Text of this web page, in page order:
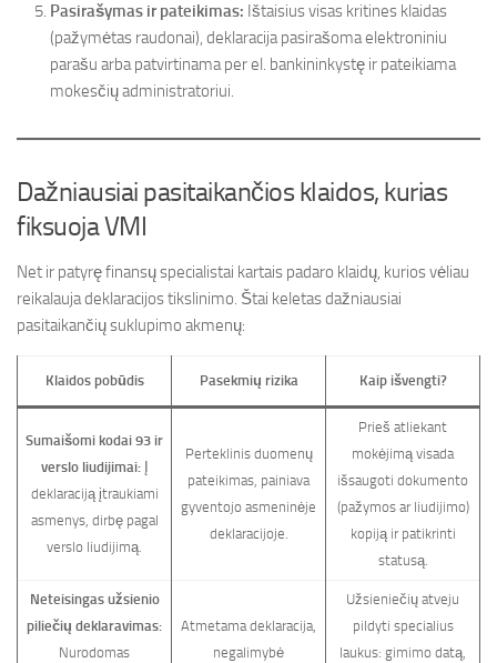
Pasirašymas ir pateikimas: Ištaisius visas kritines klaidas
(pažymėtas raudonai), deklaracija pasirašoma elektroniniu
parašu arba patvirtinama per el. bankininkystę ir pateikiama
mokesčių administratoriui.
Dažniausiai pasitaikančios klaidos, kurias
fiksuoja VMI
Net ir patyrę finansų specialistai kartais padaro klaidų, kurios vėliau
reikalauja deklaracijos tikslinimo. Štai keletas dažniausiai
pasitaikančių suklupimo akmenų:
Klaidos pobūdis Pasekmių rizika Kaip išvengti?
Sumaišomi kodai 93 ir
verslo liudijimai:Į
deklaraciją įtraukiami
asmenys, dirbę pagal
verslo liudijimą.
Perteklinis duomenų
pateikimas, painiava
gyventojo asmeninėje
deklaracijoje.
Prieš atliekant
mokėjimą visada
išsaugoti dokumento
(pažymos ar liudijimo)
kopiją ir patikrinti
statusą.
Neteisingas užsienio
piliečių deklaravimas:
Nurodomas
Atmetama deklaracija,
negalimybė
Užsieniečių atveju
pildyti specialius
laukus: gimimo datą,